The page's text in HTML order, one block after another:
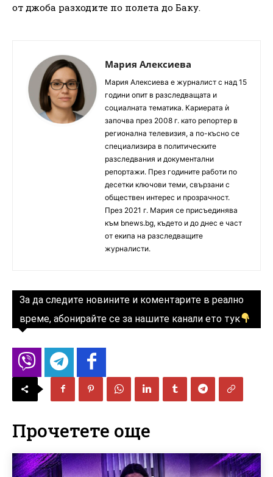
от джоба разходите по полета до Баку.
Мария Алексиева
Мария Алексиева е журналист с над 15
години опит в разследващата и
социалната тематика. Кариерата ѝ
започва през 2008 г. като репортер в
регионална телевизия, а по-късно се
специализира в политическите
разследвания и документални
репортажи. През годините работи по
десетки ключови теми, свързани с
обществен интерес и прозрачност.
През 2021 г. Мария се присъединява
към bnews.bg, където и до днес е част
от екипа на разследващите
журналисти.
За да следите новините и коментарите в реално
време, абонирайте се за нашите канали ето тук
Прочетете още